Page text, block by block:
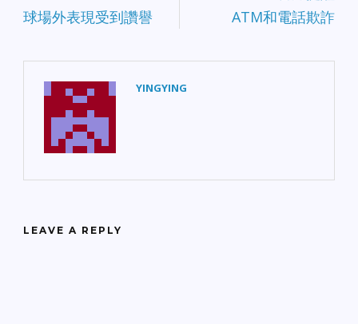
球場外表現受到讚譽
ATM和電話欺詐
YINGYING
LEAVE A REPLY